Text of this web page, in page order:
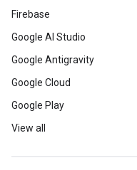
Firebase
Google AI Studio
Google Antigravity
Google Cloud
Google Play
View all